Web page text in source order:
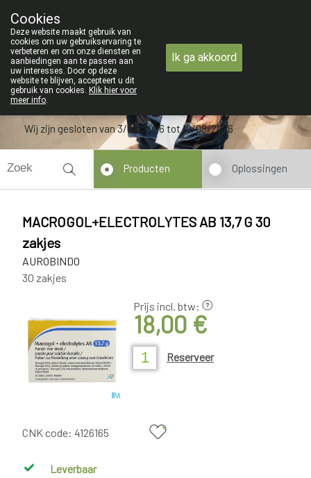
09 228 32 36
Wij zijn gesloten van 3/08/2026 tot 19/08/2026
Producten Oplossingen
MACROGOL+ELECTROLYTES AB 13,7 G 30
zakjes
AUROBINDO
30 zakjes
Prijs incl. btw:
18,00 €
Reserveer
CNK code: 4126165
Leverbaar
Cookies
Deze website maakt gebruik van
cookies om uw gebruikservaring te
verbeteren en om onze diensten en
aanbiedingen aan te passen aan
uw interesses. Door op deze
website te blijven, accepteert u dit
gebruik van cookies. Klik hier voor
meer info.
Ik ga akkoord